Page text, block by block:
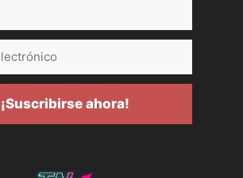
¡Suscribirse ahora!